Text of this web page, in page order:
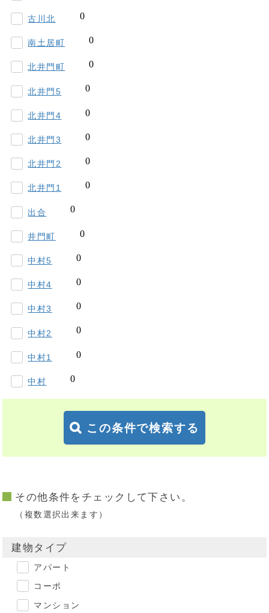
古川北
南土居町
北井門町
北井門5
北井門4
北井門3
北井門2
北井門1
出合
井門町
中村5
中村4
中村3
中村2
中村1
中村
この条件で検索する
その他条件をチェックして下さい。
（複数選択出来ます）
建物タイプ
アパート
コーポ
マンション